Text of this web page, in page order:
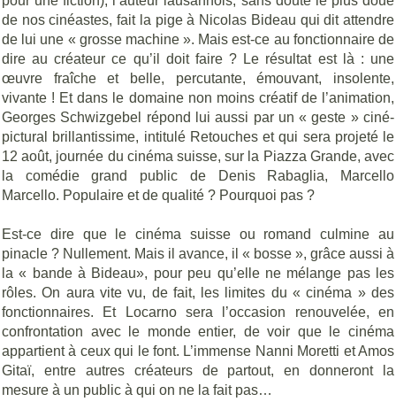
de nos cinéastes, fait la pige à Nicolas Bideau qui dit attendre
de lui une « grosse machine ». Mais est-ce au fonctionnaire de
dire au créateur ce qu’il doit faire ? Le résultat est là : une
œuvre fraîche et belle, percutante, émouvant, insolente,
vivante ! Et dans le domaine non moins créatif de l’animation,
Georges Schwizgebel répond lui aussi par un « geste » ciné-
pictural brillantissime, intitulé Retoucheset qui sera projeté le
12 août, journée du cinéma suisse, sur la Piazza Grande, avec
la comédie grand public de Denis Rabaglia,
Marcello
Marcello. Populaire et de qualité ? Pourquoi pas ?
Est-ce dire que le cinéma suisse ou romand culmine au
pinacle ? Nullement. Mais il avance, il « bosse », grâce aussi à
la « bande à Bideau», pour peu qu’elle ne mélange pas les
rôles. On aura vite vu, de fait, les limites du « cinéma » des
fonctionnaires. Et Locarno sera l’occasion renouvelée, en
confrontation avec le monde entier, de voir que le cinéma
appartient à ceux qui le font. L’immense Nanni Moretti et Amos
Gitaï, entre autres créateurs de partout, en donneront la
mesure à un public à qui on ne la fait pas…